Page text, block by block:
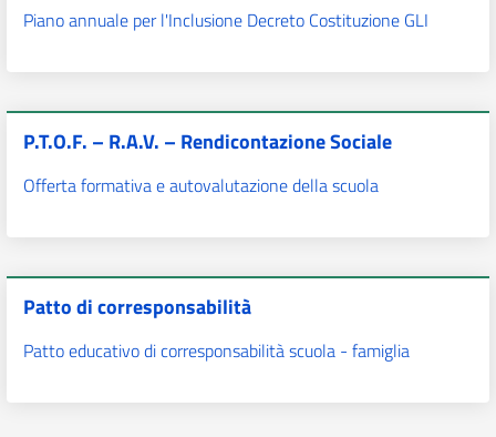
Piano annuale per l'Inclusione Decreto Costituzione GLI
P.T.O.F. – R.A.V. – Rendicontazione Sociale
Offerta formativa e autovalutazione della scuola
Patto di corresponsabilità
Patto educativo di corresponsabilità scuola - famiglia